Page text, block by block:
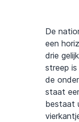
De
een
drie
streep
de
staat
bestaat